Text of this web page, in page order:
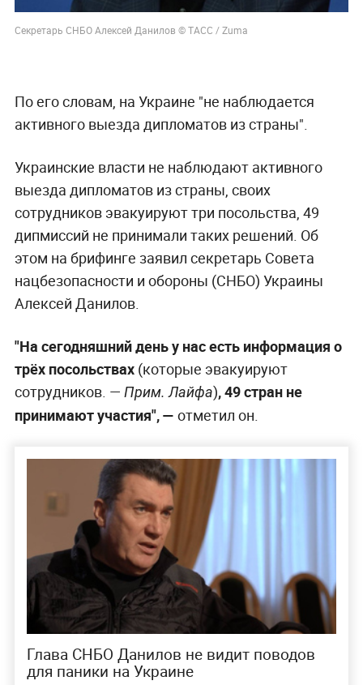
Секретарь СНБО Алексей Данилов © ТАСС / Zuma
По его словам, на Украине "не наблюдается
активного выезда дипломатов из страны".
Украинские власти не наблюдают активного
выезда дипломатов из страны, своих
сотрудников эвакуируют три посольства, 49
дипмиссий не принимали таких решений. Об
этом на брифинге заявил секретарь Совета
нацбезопасности и обороны (СНБО) Украины
Алексей Данилов.
"На сегодняшний день у нас есть информация о
трёх посольствах (которые эвакуируют
сотрудников. — Прим. Лайфа), 49 стран не
принимают участия", — отметил он.
Глава СНБО Данилов не видит поводов
для паники на Украине